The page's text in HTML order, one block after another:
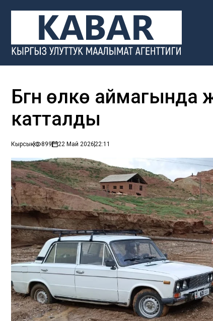
Бүгүн өлкө
катталды
Кырсык 899 22 Май 202622:11